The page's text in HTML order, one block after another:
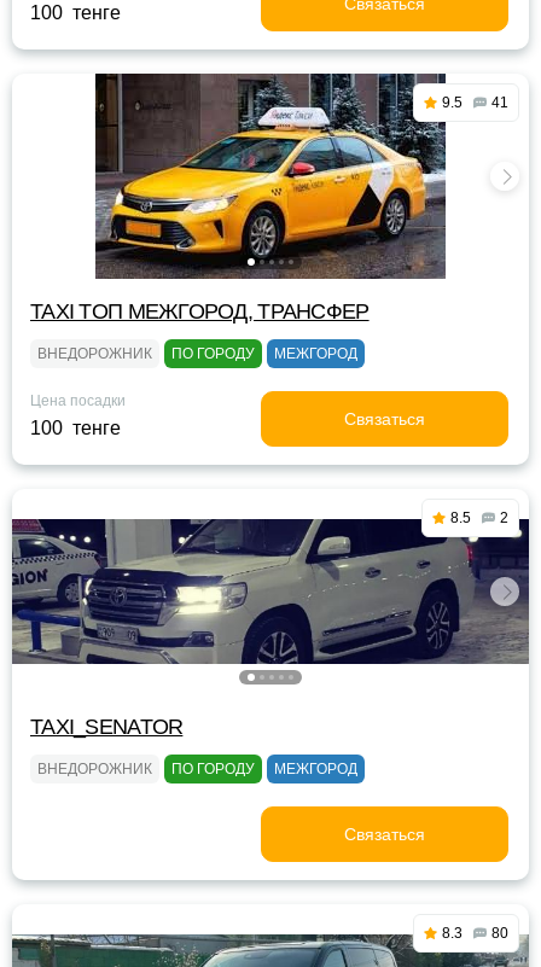
100 тенге
9.5 41
TAXI TOП МЕЖГОРОД, ТРАНСФЕР
ВНЕДОРОЖНИК ПО ГОРОДУ МЕЖГОРОД
Цена посадки
100 тенге Связаться
8.5 2
TAXI_SENATOR
ВНЕДОРОЖНИК ПО ГОРОДУ МЕЖГОРОД
Связаться
8.3 80